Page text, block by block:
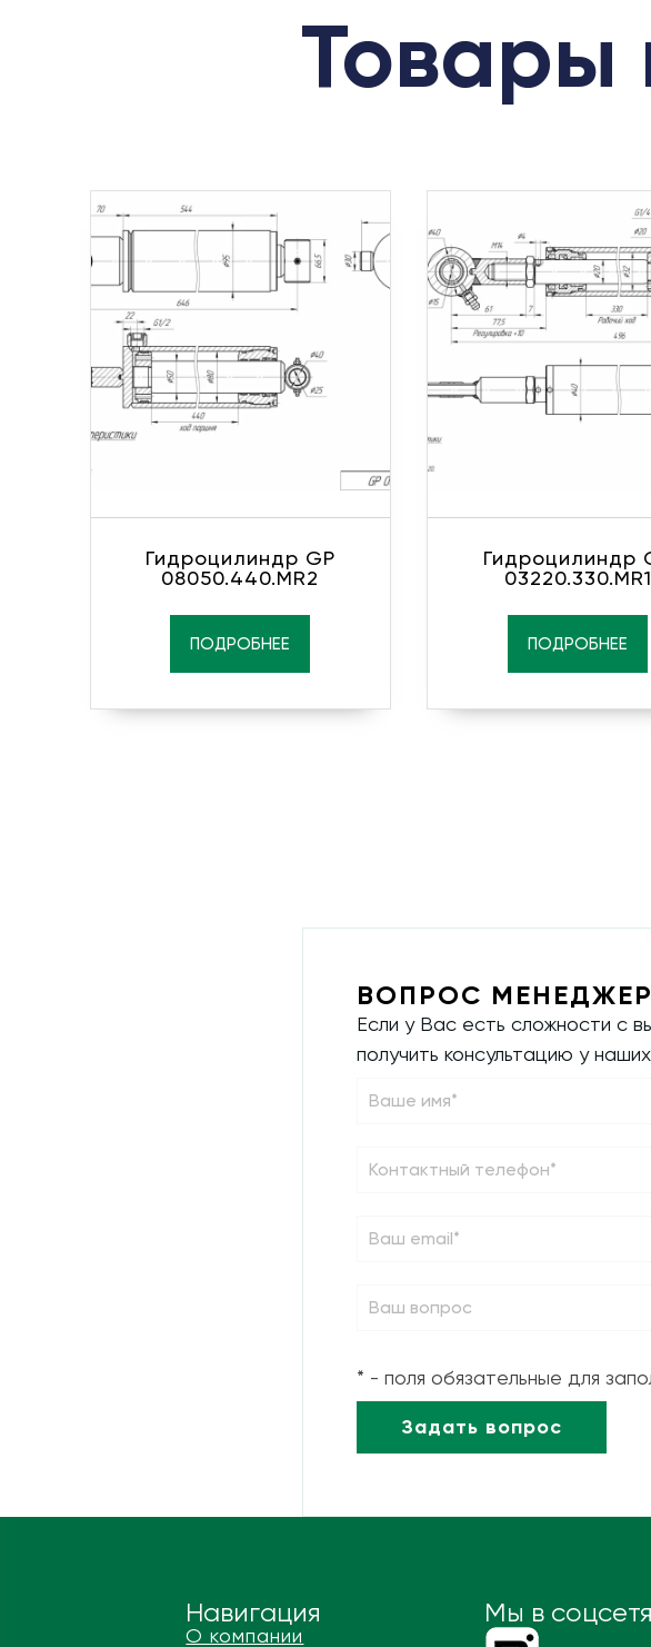
Товары
Гидроцилиндр GP
08050.440.MR2
ПОДРОБНЕЕ
Гидроцилиндр
03220.330.MR1
ПОДРОБНЕЕ
ВОПРОС
Если у Вас есть сложности с
получить консультацию у
* - поля обязательные для
Навигация
О компании
Мы в